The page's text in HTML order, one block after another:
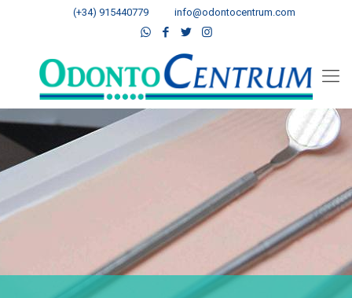
(+34) 915440779 info@odontocentrum.com